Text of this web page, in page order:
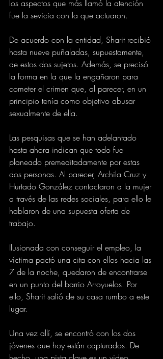
los aspectos que más llamó la atención
fue la sevicia con la que actuaron.
De acuerdo con la entidad, Sharit recibió
hasta nueve puñaladas, supuestamente,
de estos dos sujetos. Además, se precisó
la forma en la que la engañaron para
cometer el crimen que, al parecer, en un
principio tenía como objetivo abusar
sexualmente de ella.
Las pesquisas que se han adelantado
hasta ahora indican que todo fue
planeado premeditadamente por estas
dos personas. Al parecer, Archila Cruz y
Hurtado González contactaron a la mujer
a través de las redes sociales, para ello le
hablaron de una supuesta oferta de
trabajo.
Ilusionada con conseguir el empleo, la
víctima pactó una cita con ellos hacia las
7 de la noche, quedaron de encontrarse
en un punto del barrio Arroyuelos. Por
ello, Sharit salió de su casa rumbo a este
lugar.
Una vez allí, se encontró con los dos
jóvenes que hoy están capturados. De